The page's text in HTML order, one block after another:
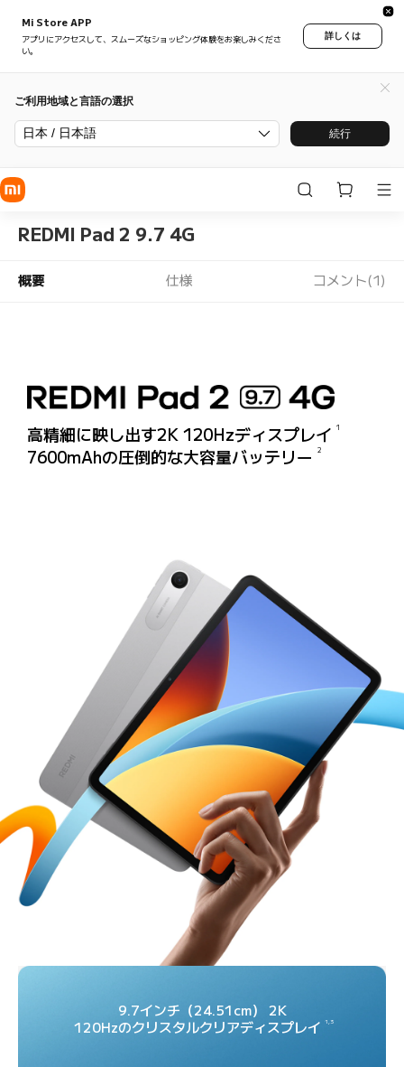
Mi Store APP
アプリにアクセスして、スムーズなショッピング体験をお楽しみくださ
い。
詳しくは
ご利用地域と言語の選択
日本 / 日本語 続行
REDMI Pad 2 9.7 4G
概要 仕様 コメント(1)
高精細に映し出す2K 120Hzディスプレイ 1
7600mAhの圧倒的な大容量バッテリー 2
9.7インチ（24.51cm） 2K
120Hzのクリスタルクリアディスプレイ
1，3